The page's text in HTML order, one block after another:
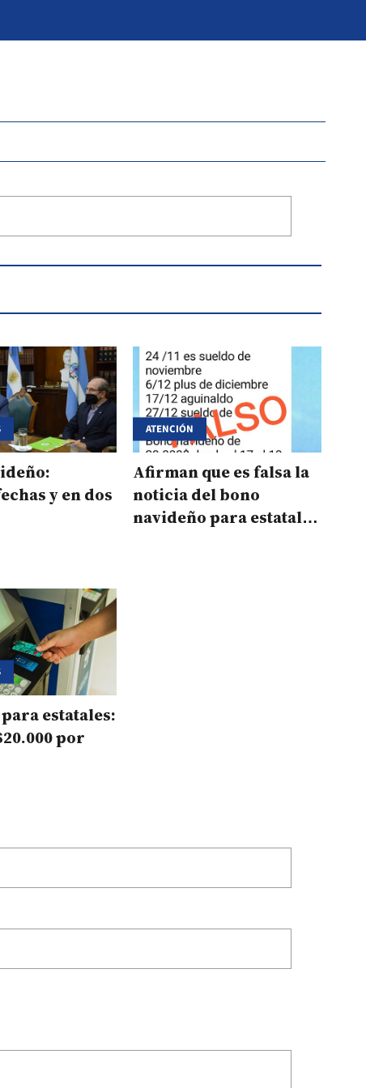
y en dos
ATENCIÓN
Afirman que es falsa la
noticia del bono
navideño para estatales
estatales:
por